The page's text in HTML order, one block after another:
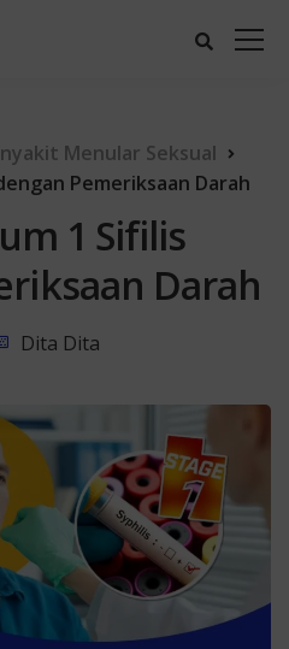
Menular Seksual
Pemeriksaan Darah
1 Sifilis
Darah
Dita Dita